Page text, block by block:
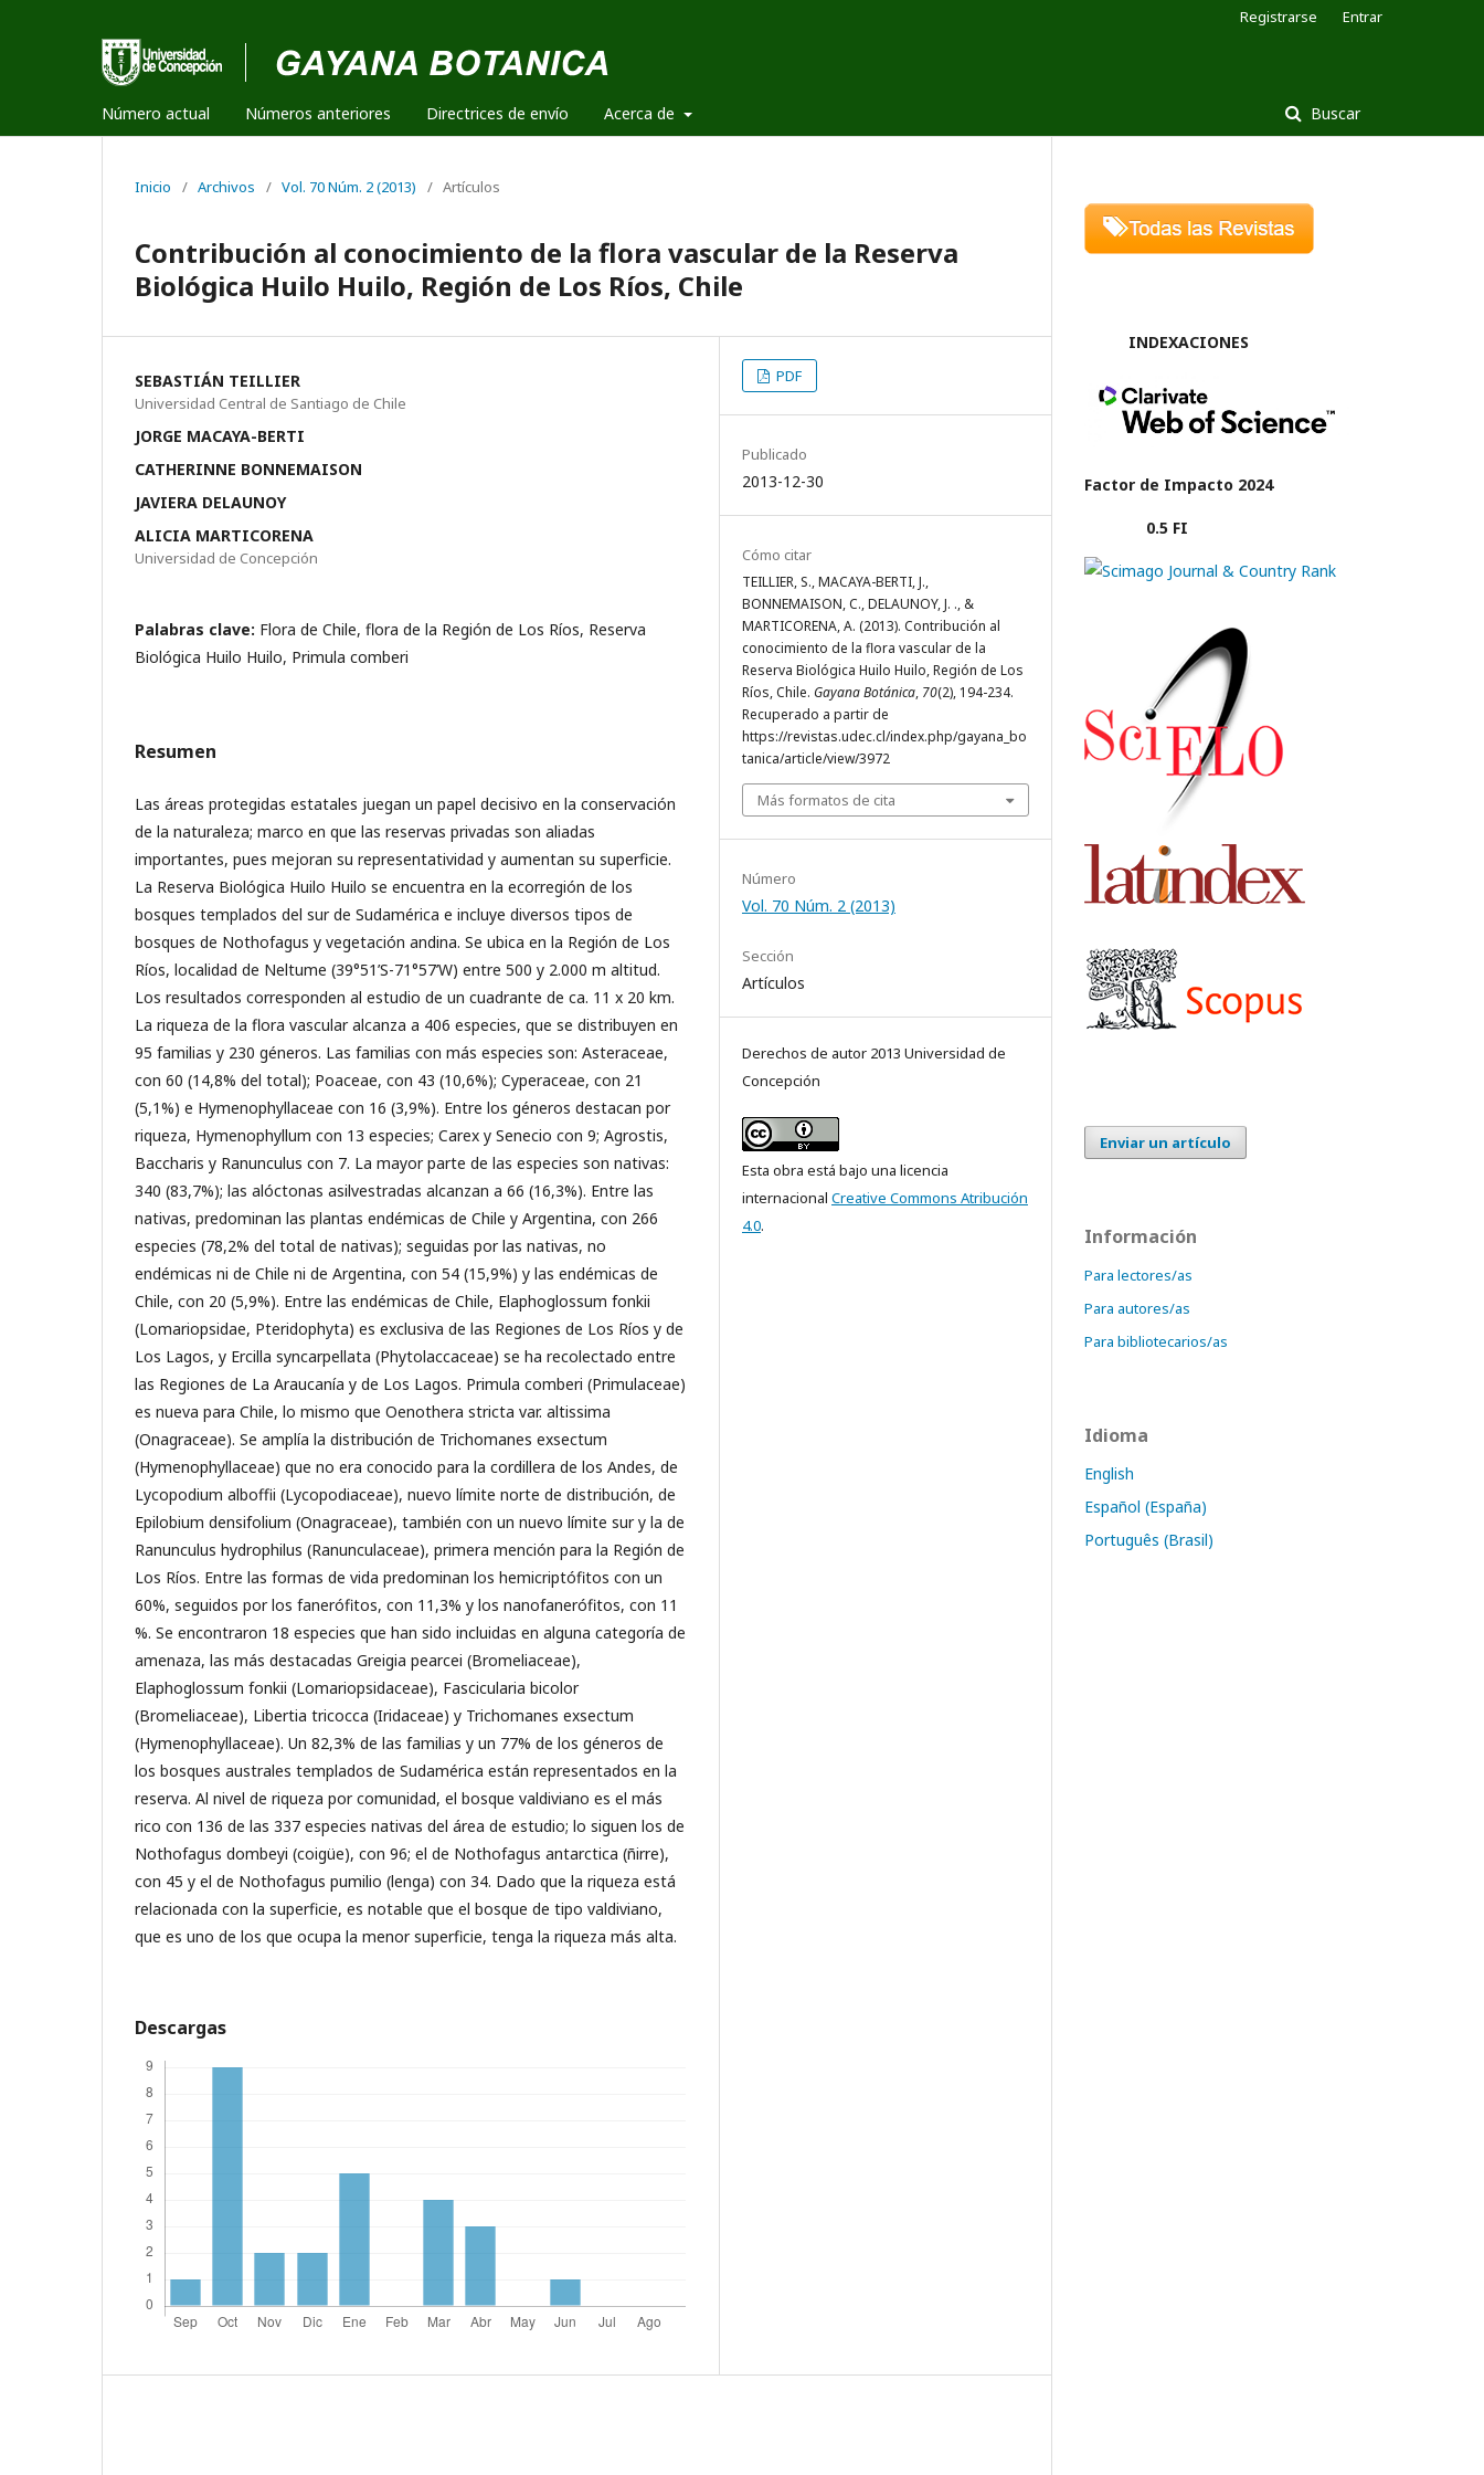
Número actual Números anteriores Directrices de envío Acerca de Buscar
Registrarse Entrar
Inicio / Archivos / Vol. 70 Núm. 2 (2013) / Artículos
Contribución al conocimiento de la flora vascular de la Reserva
Biológica Huilo Huilo, Región de Los Ríos, Chile
SEBASTIÁN TEILLIER
Universidad Central de Santiago de Chile
JORGE MACAYA-BERTI
CATHERINNE BONNEMAISON
JAVIERA DELAUNOY
ALICIA MARTICORENA
Universidad de Concepción
Palabras clave: Flora de Chile, flora de la Región de Los Ríos, Reserva
Biológica Huilo Huilo, Primula comberi
Resumen
Las áreas protegidas estatales juegan un papel decisivo en la conservación
de la naturaleza; marco en que las reservas privadas son aliadas
importantes, pues mejoran su representatividad y aumentan su superficie.
La Reserva Biológica Huilo Huilo se encuentra en la ecorregión de los
bosques templados del sur de Sudamérica e incluye diversos tipos de
bosques de Nothofagus y vegetación andina. Se ubica en la Región de Los
Ríos, localidad de Neltume (39°51’S-71°57’W) entre 500 y 2.000 m altitud.
Los resultados corresponden al estudio de un cuadrante de ca. 11 x 20 km.
La riqueza de la flora vascular alcanza a 406 especies, que se distribuyen en
95 familias y 230 géneros. Las familias con más especies son: Asteraceae,
con 60 (14,8% del total); Poaceae, con 43 (10,6%); Cyperaceae, con 21
(5,1%) e Hymenophyllaceae con 16 (3,9%). Entre los géneros destacan por
riqueza, Hymenophyllum con 13 especies; Carex y Senecio con 9; Agrostis,
Baccharis y Ranunculus con 7. La mayor parte de las especies son nativas:
340 (83,7%); las alóctonas asilvestradas alcanzan a 66 (16,3%). Entre las
nativas, predominan las plantas endémicas de Chile y Argentina, con 266
especies (78,2% del total de nativas); seguidas por las nativas, no
endémicas ni de Chile ni de Argentina, con 54 (15,9%) y las endémicas de
Chile, con 20 (5,9%). Entre las endémicas de Chile, Elaphoglossum fonkii
(Lomariopsidae, Pteridophyta) es exclusiva de las Regiones de Los Ríos y de
Los Lagos, y Ercilla syncarpellata (Phytolaccaceae) se ha recolectado entre
las Regiones de La Araucanía y de Los Lagos. Primula comberi (Primulaceae)
es nueva para Chile, lo mismo que Oenothera stricta var. altissima
(Onagraceae). Se amplía la distribución de Trichomanes exsectum
(Hymenophyllaceae) que no era conocido para la cordillera de los Andes, de
Lycopodium alboffii (Lycopodiaceae), nuevo límite norte de distribución, de
Epilobium densifolium (Onagraceae), también con un nuevo límite sur y la de
Ranunculus hydrophilus (Ranunculaceae), primera mención para la Región de
Los Ríos. Entre las formas de vida predominan los hemicriptófitos con un
60%, seguidos por los fanerófitos, con 11,3% y los nanofanerófitos, con 11
%. Se encontraron 18 especies que han sido incluidas en alguna categoría de
amenaza, las más destacadas Greigia pearcei (Bromeliaceae),
Elaphoglossum fonkii (Lomariopsidaceae), Fascicularia bicolor
(Bromeliaceae), Libertia tricocca (Iridaceae) y Trichomanes exsectum
(Hymenophyllaceae). Un 82,3% de las familias y un 77% de los géneros de
los bosques australes templados de Sudamérica están representados en la
reserva. Al nivel de riqueza por comunidad, el bosque valdiviano es el más
rico con 136 de las 337 especies nativas del área de estudio; lo siguen los de
Nothofagus dombeyi (coigüe), con 96; el de Nothofagus antarctica (ñirre),
con 45 y el de Nothofagus pumilio (lenga) con 34. Dado que la riqueza está
relacionada con la superficie, es notable que el bosque de tipo valdiviano,
que es uno de los que ocupa la menor superficie, tenga la riqueza más alta.
Descargas
PDF
Publicado
2013-12-30
Cómo citar
TEILLIER, S., MACAYA-BERTI, J.,
BONNEMAISON, C., DELAUNOY, J. ., &
MARTICORENA, A. (2013). Contribución al
conocimiento de la flora vascular de la
Reserva Biológica Huilo Huilo, Región de Los
Ríos, Chile. Gayana Botánica, 70(2), 194-234.
Recuperado a partir de
https://revistas.udec.cl/index.php/gayana_bo
tanica/article/view/3972
Más formatos de cita
Número
Vol. 70 Núm. 2 (2013)
Sección
Artículos
Derechos de autor 2013 Universidad de
Concepción
Esta obra está bajo una licencia
internacional Creative Commons Atribución
4.0.
INDEXACIONES
Factor de Impacto 2024
0.5 FI
Enviar un artículo
Información
Para lectores/as
Para autores/as
Para bibliotecarios/as
Idioma
English
Español (España)
Português (Brasil)